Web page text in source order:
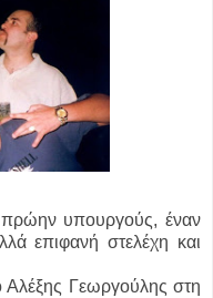
υπουργούς, έναν
επιφανή στελέχη και
Γεωργούλης στη